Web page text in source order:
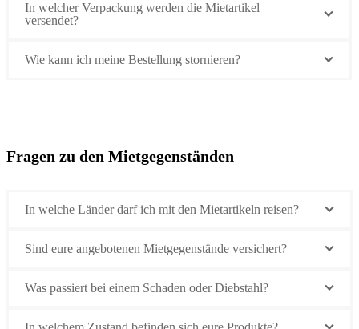
In welcher Verpackung werden die Mietartikel
versendet?
Wie kann ich meine Bestellung stornieren?
Fragen zu den Mietgegenständen
In welche Länder darf ich mit den Mietartikeln reisen?
Sind eure angebotenen Mietgegenstände versichert?
Was passiert bei einem Schaden oder Diebstahl?